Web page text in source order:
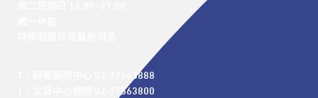
T：顧客服務中心 02-77563888
T：北藝中心總機 02-77563800